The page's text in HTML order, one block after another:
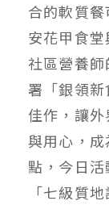
合的軟質
安花甲食
社區營養
署「銀領
佳作，讓
與用心，
點，今日
「七級質